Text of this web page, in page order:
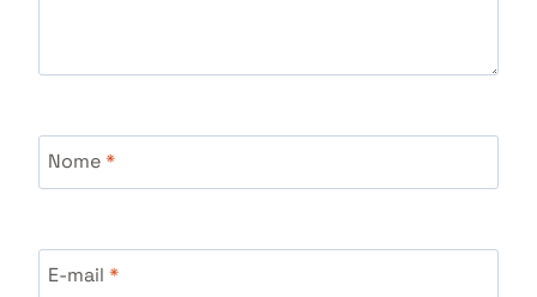
Nome*
E-mail *